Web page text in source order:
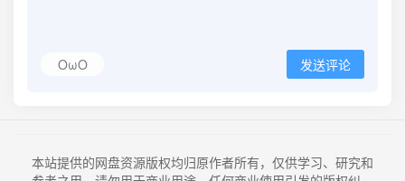
OωO 发送评论
本站提供的网盘资源版权均归原作者所有，仅供学习、研究和